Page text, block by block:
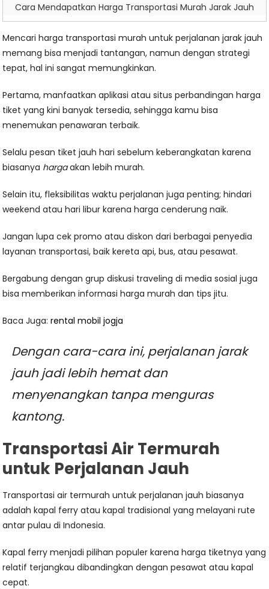
Cara Mendapatkan Harga Transportasi Murah Jarak Jauh
Mencari harga transportasi murah untuk perjalanan jarak jauh
memang bisa menjadi tantangan, namun dengan strategi
tepat, hal ini sangat memungkinkan.
Pertama, manfaatkan aplikasi atau situs perbandingan harga
tiket yang kini banyak tersedia, sehingga kamu bisa
menemukan penawaran terbaik.
Selalu pesan tiket jauh hari sebelum keberangkatan karena
biasanya hargaakan lebih murah.
Selain itu, fleksibilitas waktu perjalanan juga penting; hindari
weekend atau hari libur karena harga cenderung naik.
Jangan lupa cek promo atau diskon dari berbagai penyedia
layanan transportasi, baik kereta api, bus, atau pesawat.
Bergabung dengan grup diskusi traveling di media sosial juga
bisa memberikan informasi harga murah dan tips jitu.
Baca Juga:rental mobil jogja
Dengan cara-cara ini, perjalanan jarak
jauh jadi lebih hemat dan
menyenangkan tanpa menguras
kantong.
Transportasi Air Termurah
untuk Perjalanan Jauh
Transportasi air termurah untuk perjalanan jauh biasanya
adalah kapal ferry atau kapal tradisional yang melayani rute
antar pulau di Indonesia.
Kapal ferry menjadi pilihan populer karena harga tiketnya yang
relatif terjangkau dibandingkan dengan pesawat atau kapal
cepat.